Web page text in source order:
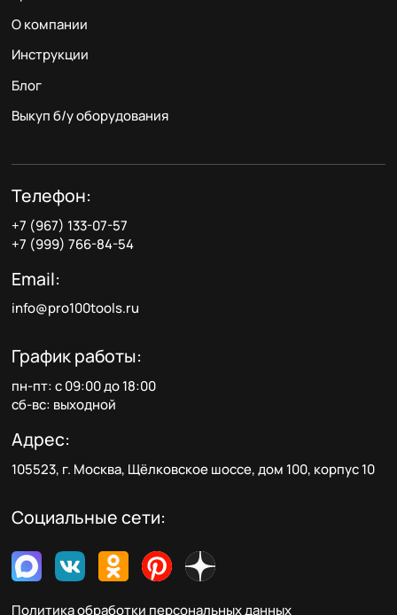
О компании
Инструкции
Блог
Выкуп б/у оборудования
Телефон:
+7 (967) 133-07-57
+7 (999) 766-84-54
Email:
info@pro100tools.ru
График работы:
пн-пт: с 09:00 до 18:00
сб-вс: выходной
Адрес:
105523, г. Москва, Щёлковское шоссе, дом 100, корпус 10
Социальные сети:
Политика обработки персональных данных